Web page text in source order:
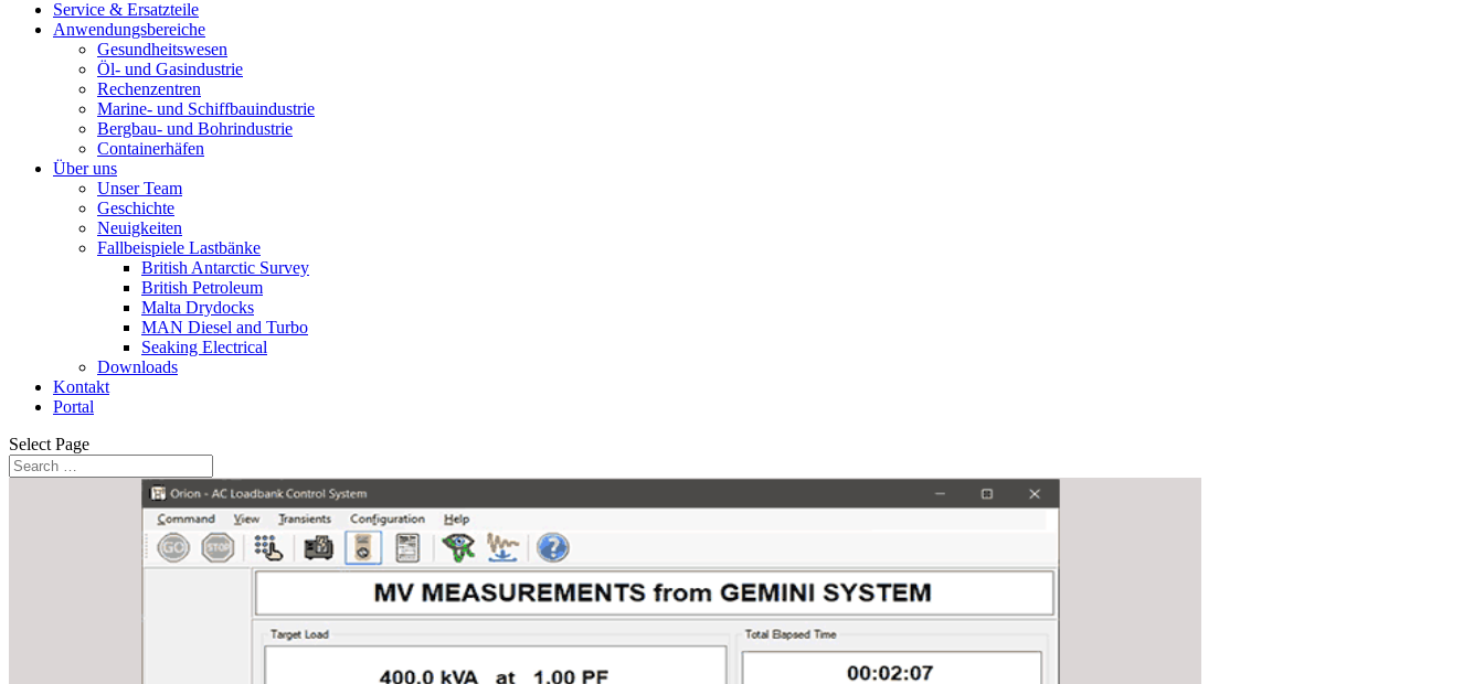
Service & Ersatzteile
Anwendungsbereiche
Gesundheitswesen
Öl- und Gasindustrie
Rechenzentren
Marine- und Schiffbauindustrie
Bergbau- und Bohrindustrie
Containerhäfen
Über uns
Unser Team
Geschichte
Neuigkeiten
Fallbeispiele Lastbänke
British Antarctic Survey
British Petroleum
Malta Drydocks
MAN Diesel and Turbo
Seaking Electrical
Downloads
Kontakt
Portal
Select Page